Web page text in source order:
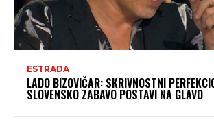
ESTRADA
LADO BIZOVIČAR: SKRIVNOSTNI
SLOVENSKO ZABAVO POSTAVI NA GLAVO